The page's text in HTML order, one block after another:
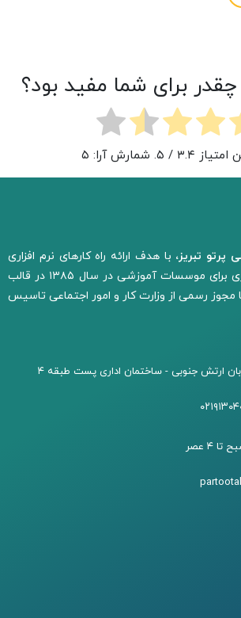
برای شما مفید بود؟
امتیاز ۳.۴ / ۵. شمارش آرا: ۵
پرتو تبریز، با هدف ارائه راه کارهای نرم افزاری
مبتنی بر هوشمند سازی برای موسسات آموزشی در سال ۱۳۸۵ در قالب
رسمی از وزارت کار و امور اجتماعی تاسیس
ارتش جنوبی - ساختمان اداری پست طبقه ۴